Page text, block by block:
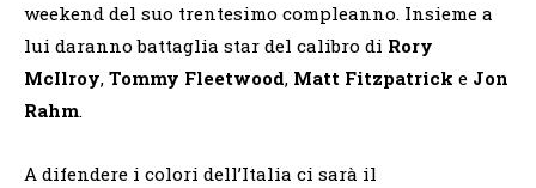
weekend del suo trentesimo compleanno. Insieme a
lui daranno battaglia star del calibro di Rory
McIlroy, Tommy Fleetwood, Matt Fitzpatrick e Jon
Rahm.
A difendere i colori dell’Italia ci sarà il